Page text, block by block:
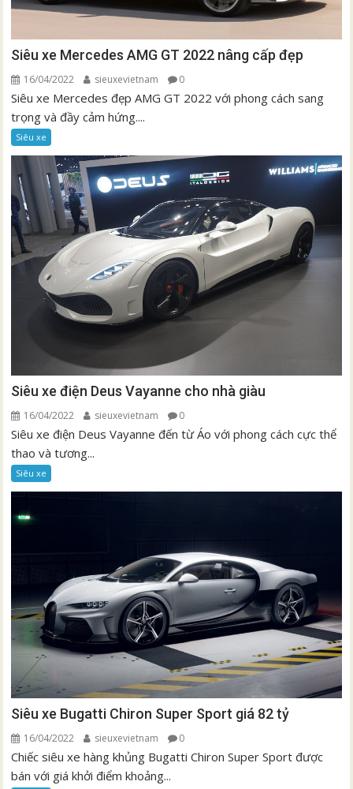
Siêu xe Mercedes AMG GT 2022 nâng cấp đẹp
16/04/2022 sieuxevietnam 0
Siêu xe Mercedes đẹp AMG GT 2022 với phong cách sang
trọng và đầy cảm hứng....
Siêu xe
Siêu xe điện Deus Vayanne cho nhà giàu
16/04/2022 sieuxevietnam 0
Siêu xe điện Deus Vayanne đến từ Áo với phong cách cực thể
thao và tương...
Siêu xe
Siêu xe Bugatti Chiron Super Sport giá 82 tỷ
16/04/2022 sieuxevietnam 0
Chiếc siêu xe hàng khủng Bugatti Chiron Super Sport được
bán với giá khởi điểm khoảng...